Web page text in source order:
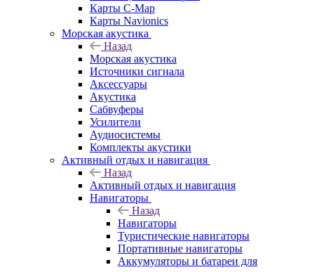
Карты C-Map
Карты Navionics
Морская акустика
Назад
Морская акустика
Источники сигнала
Аксессуары
Акустика
Сабвуферы
Усилители
Аудиосистемы
Комплекты акустики
Активный отдых и навигация
Назад
Активный отдых и навигация
Навигаторы
Назад
Навигаторы
Туристические навигаторы
Портативные навигаторы
Аккумуляторы и батареи для